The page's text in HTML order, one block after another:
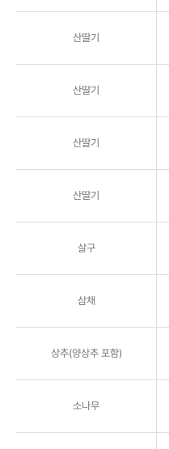
산딸기
산딸기
산딸기
산딸기
살구
삼채
상추(양상추 포함)
소나무